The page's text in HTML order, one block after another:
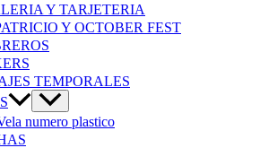
Y TARJETERIA
Y OCTOBER FEST
TEMPORALES
numero plastico